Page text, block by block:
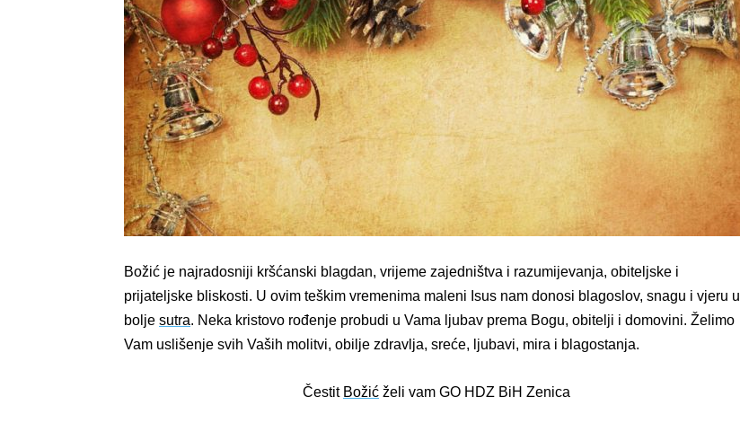
Božić je najradosniji kršćanski blagdan, vrijeme zajedništva i razumijevanja, obiteljske i
prijateljske bliskosti. U ovim teškim vremenima maleni Isus nam donosi blagoslov, snagu i vjeru u
bolje sutra. Neka kristovo rođenje probudi u Vama ljubav prema Bogu, obitelji i domovini. Želimo
Vam uslišenje svih Vaših molitvi, obilje zdravlja, sreće, ljubavi, mira i blagostanja.
Čestit Božić želi vam GO HDZ BiH Zenica